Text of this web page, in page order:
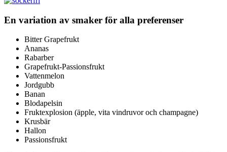
En variation av smaker för alla preferenser
Bitter Grapefrukt
Ananas
Rabarber
Grapefrukt-Passionsfrukt
Vattenmelon
Jordgubb
Banan
Blodapelsin
Fruktexplosion (äpple, vita vindruvor och champagne)
Krusbär
Hallon
Passionsfrukt